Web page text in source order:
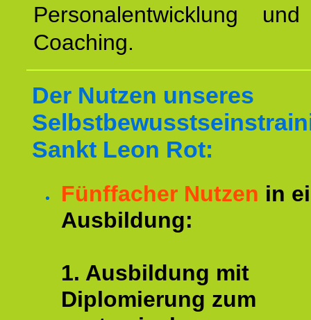
Personalentwicklung
Coaching.
Der Nutzen unseres
Sankt Leon Rot:
Fünffacher Nutzen in
Ausbildung:
1. Ausbildung mit
Diplomierung zum